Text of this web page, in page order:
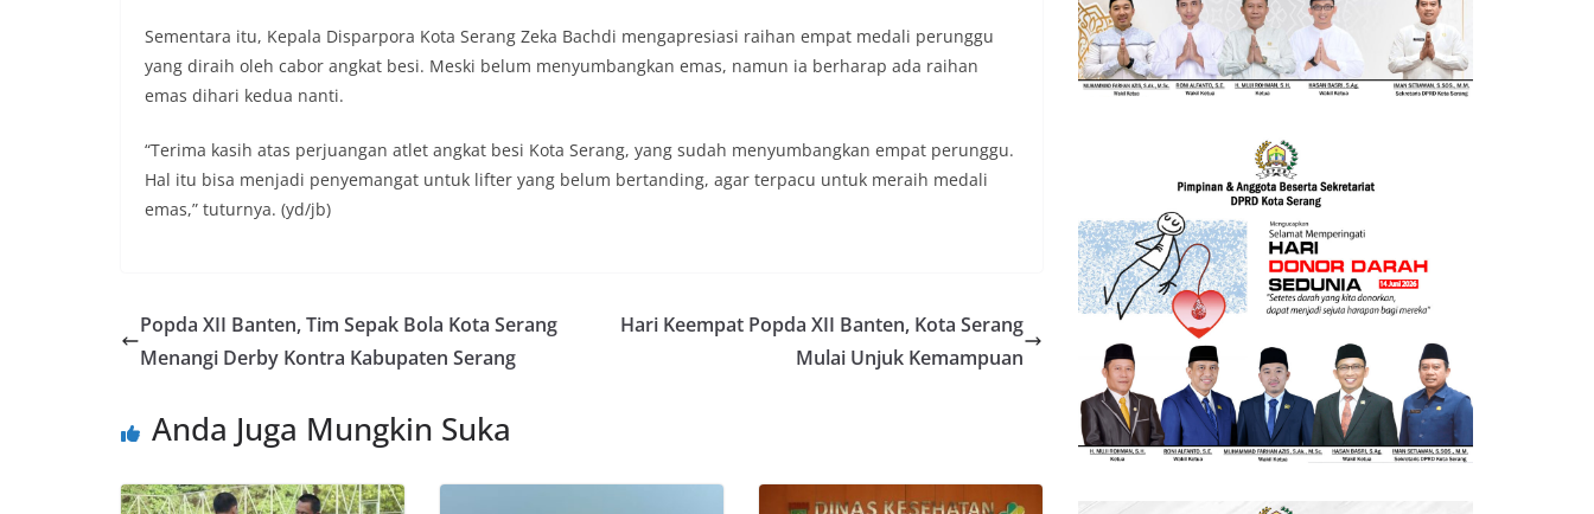
Sementara itu, Kepala Disparpora Kota Serang Zeka Bachdi mengapresiasi raihan empat medali perunggu
yang diraih oleh cabor angkat besi. Meski belum menyumbangkan emas, namun ia berharap ada raihan
emas dihari kedua nanti.
“Terima kasih atas perjuangan atlet angkat besi Kota Serang, yang sudah menyumbangkan empat perunggu.
Hal itu bisa menjadi penyemangat untuk lifter yang belum bertanding, agar terpacu untuk meraih medali
emas,” tuturnya. (yd/jb)
Popda XII Banten, Tim Sepak Bola Kota Serang
Menangi Derby Kontra Kabupaten Serang
Hari Keempat Popda XII Banten, Kota Serang
Mulai Unjuk Kemampuan
Anda Juga Mungkin Suka